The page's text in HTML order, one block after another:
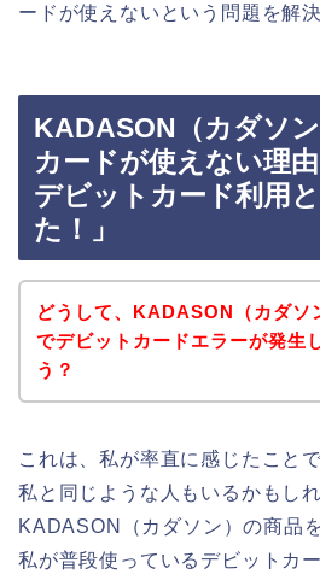
ードが使えないという問題を解
KADASON（カダソ
カードが使えない理
デビットカード利用
た！」
どうして、KADASON（カダソ
でデビットカードエラーが発生
う？
これは、私が率直に感じたこと
私と同じような人もいるかもし
KADASON（カダソン）の商品
私が普段使っているデビットカ